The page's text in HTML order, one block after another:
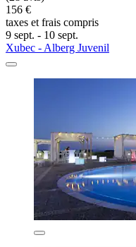
156 €
taxes et frais compris
9 sept. - 10 sept.
Xubec - Alberg Juvenil